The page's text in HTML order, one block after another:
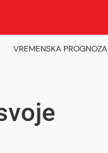
VREMENSKA PROGNOZA